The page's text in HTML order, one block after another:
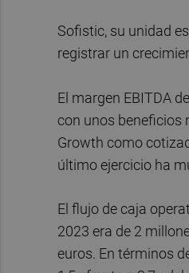
Sofistic, su unidad
registrar un
El margen EBITDA
con unos beneficios
Growth como
último ejercicio ha
El flujo de caja
2023 era de 2
euros. En términos